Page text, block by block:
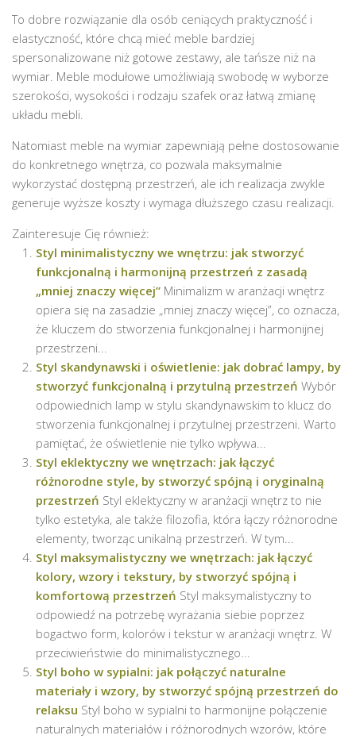
To dobre rozwiązanie dla osób ceniących praktyczność i
elastyczność, które chcą mieć meble bardziej
spersonalizowane niż gotowe zestawy, ale tańsze niż na
wymiar. Meble modułowe umożliwiają swobodę w wyborze
szerokości, wysokości i rodzaju szafek oraz łatwą zmianę
układu mebli.
Natomiast meble na wymiar zapewniają pełne dostosowanie
do konkretnego wnętrza, co pozwala maksymalnie
wykorzystać dostępną przestrzeń, ale ich realizacja zwykle
generuje wyższe koszty i wymaga dłuższego czasu realizacji.
Zainteresuje Cię również:
Styl minimalistyczny we wnętrzu: jak stworzyć
funkcjonalną i harmonijną przestrzeń z zasadą
„mniej znaczy więcej” Minimalizm w aranżacji wnętrz
opiera się na zasadzie „mniej znaczy więcej”, co oznacza,
że kluczem do stworzenia funkcjonalnej i harmonijnej
przestrzeni...
Styl skandynawski i oświetlenie: jak dobrać lampy, by
stworzyć funkcjonalną i przytulną przestrzeń Wybór
odpowiednich lamp w stylu skandynawskim to klucz do
stworzenia funkcjonalnej i przytulnej przestrzeni. Warto
pamiętać, że oświetlenie nie tylko wpływa...
Styl eklektyczny we wnętrzach: jak łączyć
różnorodne style, by stworzyć spójną i oryginalną
przestrzeń Styl eklektyczny w aranżacji wnętrz to nie
tylko estetyka, ale także filozofia, która łączy różnorodne
elementy, tworząc unikalną przestrzeń. W tym...
Styl maksymalistyczny we wnętrzach: jak łączyć
kolory, wzory i tekstury, by stworzyć spójną i
komfortową przestrzeń Styl maksymalistyczny to
odpowiedź na potrzebę wyrażania siebie poprzez
bogactwo form, kolorów i tekstur w aranżacji wnętrz. W
przeciwieństwie do minimalistycznego...
Styl boho w sypialni: jak połączyć naturalne
materiały i wzory, by stworzyć spójną przestrzeń do
relaksu Styl boho w sypialni to harmonijne połączenie
naturalnych materiałów i różnorodnych wzorów, które